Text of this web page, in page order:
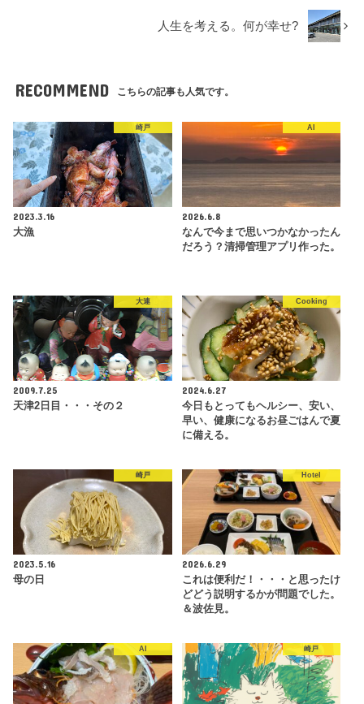
人生を考える。何が幸せ?
RECOMMEND こちらの記事も人気です。
崎戸
2023.3.16
大漁
AI
2026.6.8
なんで今まで思いつかなかったん
だろう？清掃管理アプリ作った。
大連
2009.7.25
天津2日目・・・その２
Cooking
2024.6.27
今日もとってもヘルシー、安い、
早い、健康になるお昼ごはんで夏
に備える。
崎戸
2023.5.16
母の日
Hotel
2026.6.29
これは便利だ！・・・と思ったけ
どどう説明するかが問題でした。
＆波佐見。
AI 崎戸